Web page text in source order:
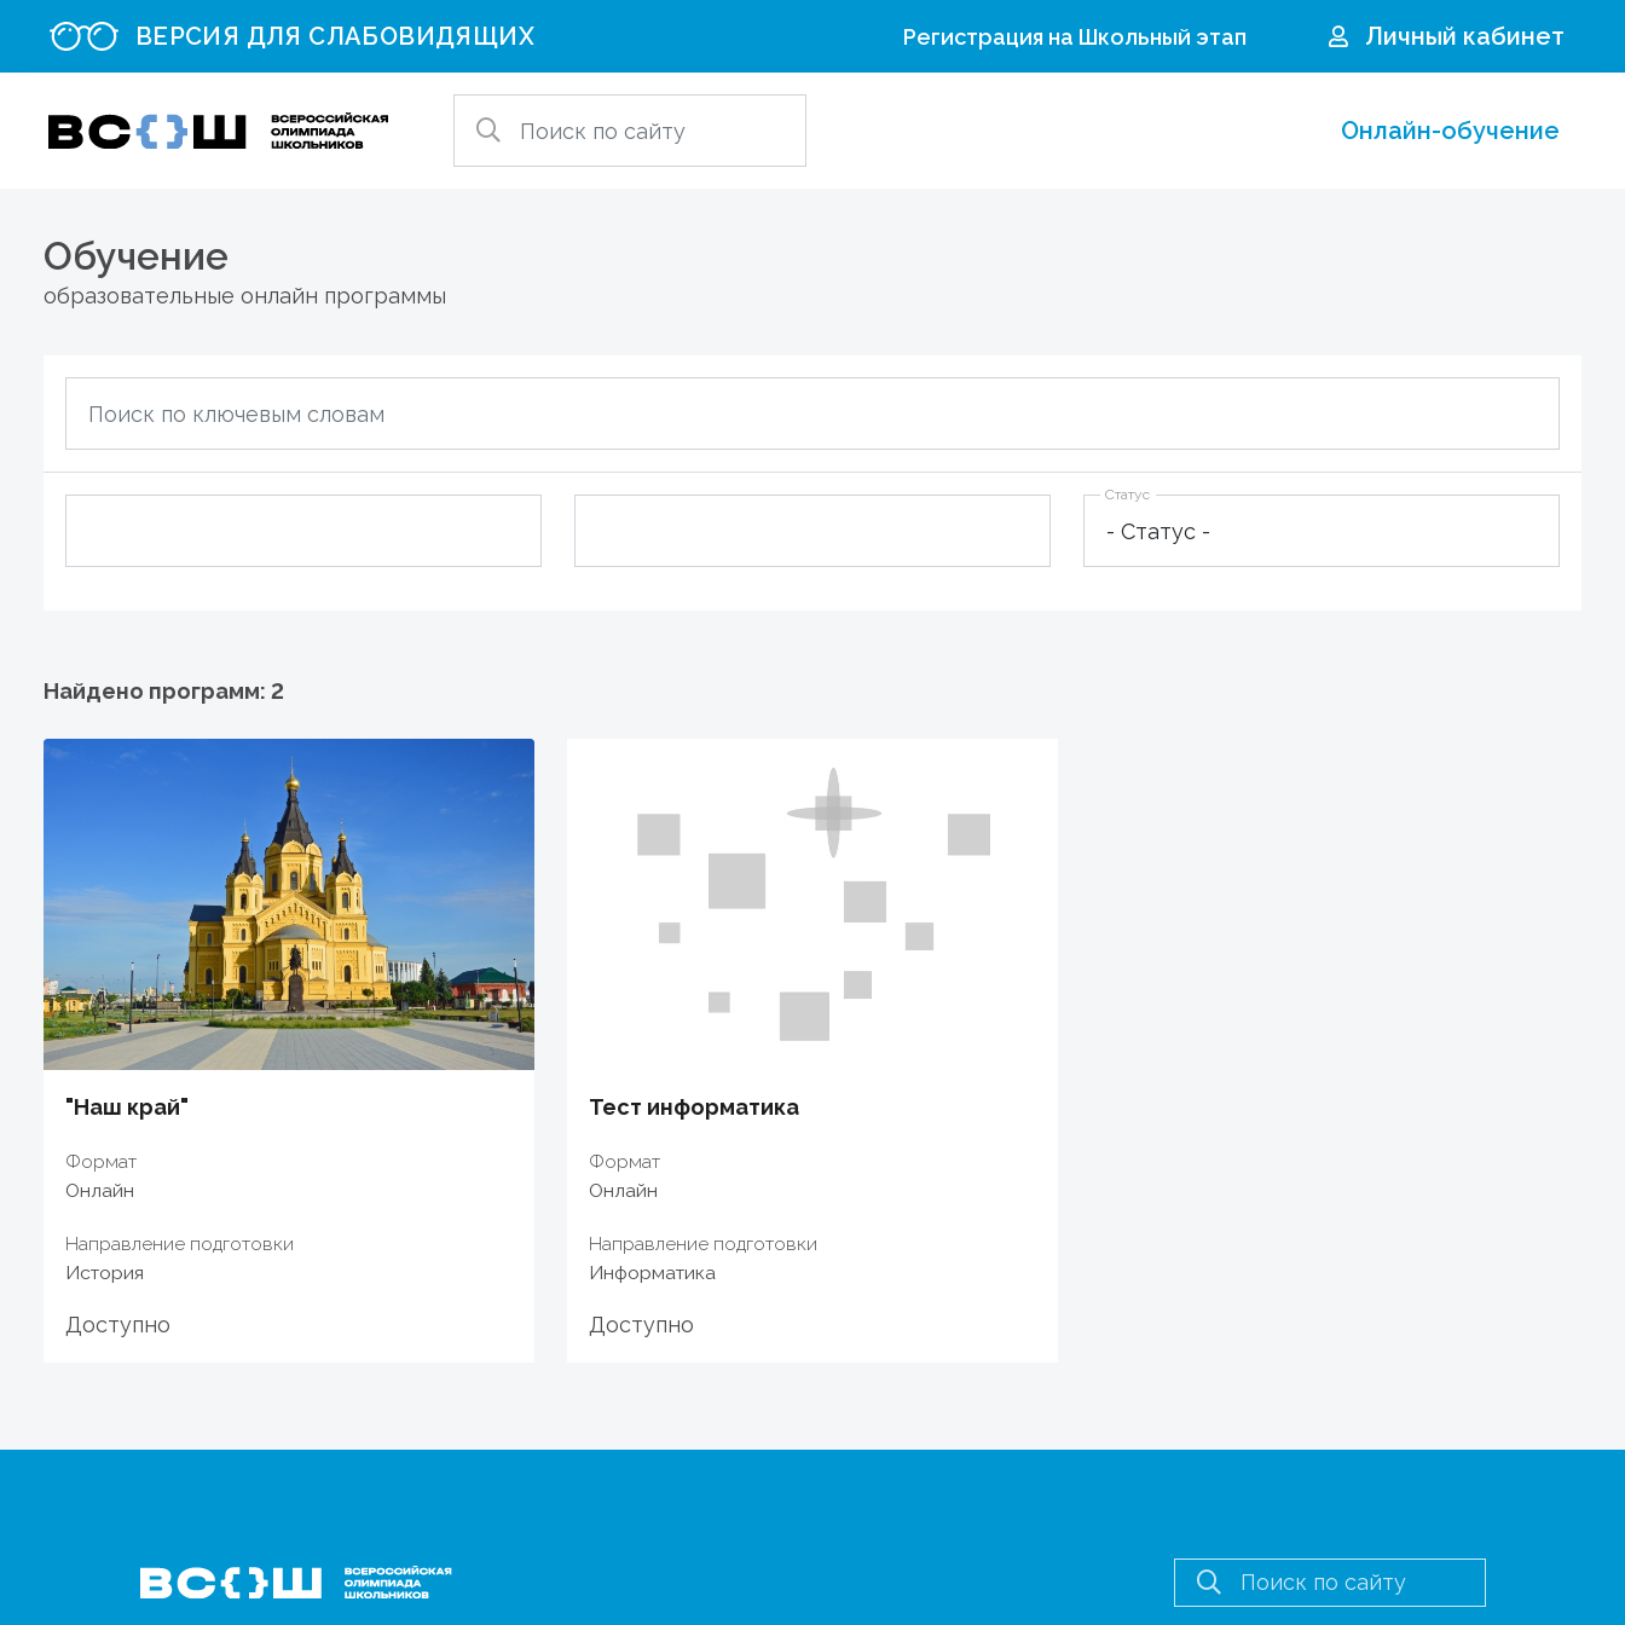
ВЕРСИЯ ДЛЯ СЛАБОВИДЯЩИХ Регистрация на Школьный этап Личный кабинет
Онлайн-обучение
Обучение
образовательные онлайн программы
Статус
Найдено программ: 2
"Наш край"
Формат
Онлайн
Направление подготовки
История
Доступно
Тест информатика
Формат
Онлайн
Направление подготовки
Информатика
Доступно